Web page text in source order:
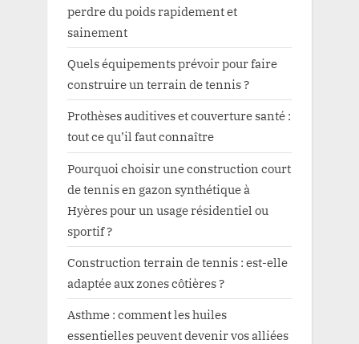
perdre du poids rapidement et
sainement
Quels équipements prévoir pour faire
construire un terrain de tennis ?
Prothèses auditives et couverture santé :
tout ce qu’il faut connaître
Pourquoi choisir une construction court
de tennis en gazon synthétique à
Hyères pour un usage résidentiel ou
sportif ?
Construction terrain de tennis : est-elle
adaptée aux zones côtières ?
Asthme : comment les huiles
essentielles peuvent devenir vos alliées